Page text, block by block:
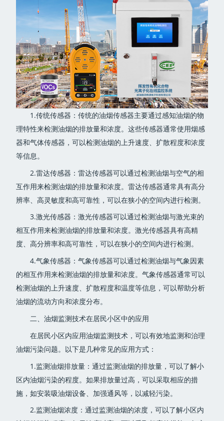
1.传统传感器：传统的油烟传感器主要通过感知油烟的物
理特性来检测油烟的排放量和浓度。这些传感器通常使用烟感
器和气体传感器，可以检测油烟的上升速度、扩散程度和浓度
等信息。
2.雷达传感器：雷达传感器可以通过检测油烟与空气的相
互作用来检测油烟的排放量和浓度。雷达传感器通常具有高分
辨率、高灵敏度和高可靠性，可以在狭小的空间内进行检测。
3.激光传感器：激光传感器可以通过检测油烟与激光束的
相互作用来检测油烟的排放量和浓度。激光传感器具有高精
度、高分辨率和高可靠性，可以在狭小的空间内进行检测。
4.气象传感器：气象传感器可以通过检测油烟与气象因素
的相互作用来检测油烟的排放量和浓度。气象传感器通常可以
检测油烟的上升速度、扩散程度和温度等信息，可以帮助分析
油烟的流动方向和浓度分布。
二、油烟监测技术在居民小区中的应用
在居民小区内应用油烟监测技术，可以有效地监测和治理
油烟污染问题。以下是几种常见的应用方式：
1.监测油烟排放量：通过监测油烟的排放量，可以了解小
区内油烟污染的程度。如果排放量过高，可以采取相应的措
施，如安装吸油烟设备、加强通风等，以减轻污染。
2.监测油烟浓度：通过监测油烟的浓度，可以了解小区内